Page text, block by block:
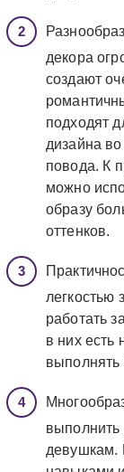
декора
создают
подходят
дизайна
повода. К
можно
образу
оттенков.
легкостью
работать
в них есть
выполнять
выполнить
девушкам.